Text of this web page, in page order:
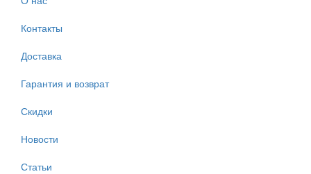
Контакты
Доставка
Гарантия и возврат
Скидки
Новости
Статьи